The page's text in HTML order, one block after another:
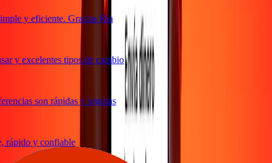
y eficiente. Gracias Ria
y excelentes tipos de cambio
son rápidas y seguras
y confiable